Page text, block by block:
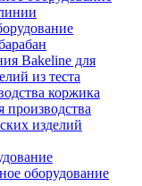
Bakeline для
из теста
коржика
производства
изделий
оборудование